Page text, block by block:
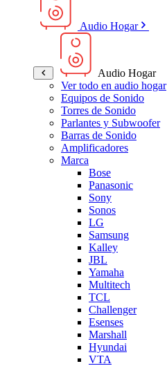
Audio Hogar
Audio Hogar
Ver todo en audio hogar
Equipos de Sonido
Torres de Sonido
Parlantes y Subwoofer
Barras de Sonido
Amplificadores
Marca
Bose
Panasonic
Sony
Sonos
LG
Samsung
Kalley
JBL
Yamaha
Multitech
TCL
Challenger
Esenses
Marshall
Hyundai
VTA